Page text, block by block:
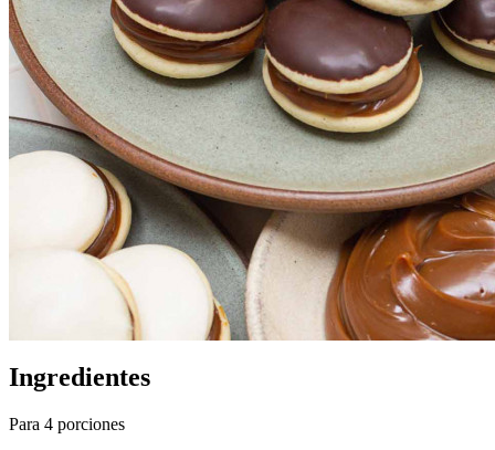
Ingredientes
Para 4 porciones